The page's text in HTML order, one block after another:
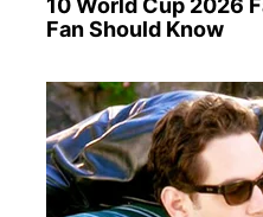
Fan Should Know